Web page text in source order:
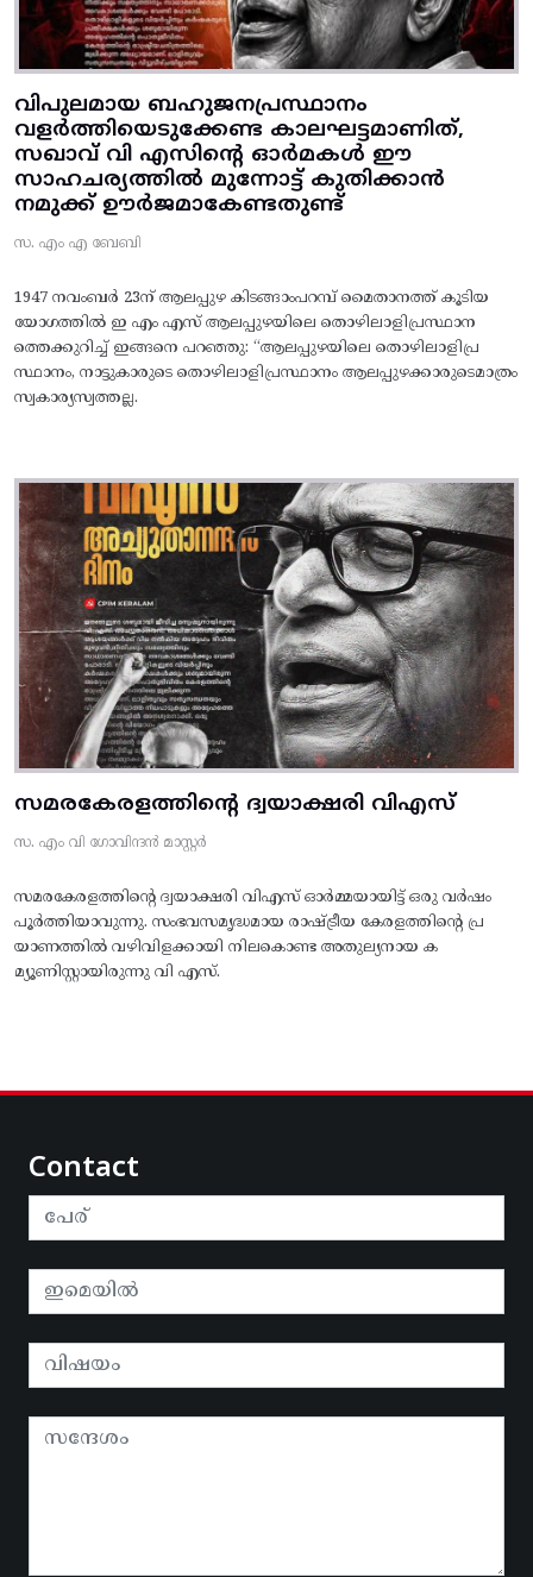
വിപുലമായ ബഹുജനപ്രസ്ഥാനം
വളർത്തിയെടുക്കേണ്ട കാലഘട്ടമാണിത്,
സഖാവ് വി എസിന്റെ ഓർമകൾ ഈ
സാഹചര്യത്തിൽ മുന്നോട്ട്‌ കുതിക്കാൻ
നമുക്ക് ഊർജമാകേണ്ടതുണ്ട്
സ. എം എ ബേബി
1947 നവംബർ 23ന് ആലപ്പുഴ കിടങ്ങാംപറമ്പ്‌ മൈതാനത്ത്‌ കൂടിയ
യോഗത്തിൽ ഇ എം എസ് ആലപ്പുഴയിലെ തൊഴിലാളിപ്രസ്ഥാന
ത്തെക്കുറിച്ച് ഇങ്ങനെ പറഞ്ഞു: “ആലപ്പുഴയിലെ തൊഴിലാളിപ്ര
സ്ഥാനം, നാട്ടുകാരുടെ തൊഴിലാളിപ്രസ്ഥാനം ആലപ്പുഴക്കാരുടെമാത്രം
സ്വകാര്യസ്വത്തല്ല.
സമരകേരളത്തിൻ്റെ ദ്വയാക്ഷരി വിഎസ്
സ. എം വി ഗോവിന്ദൻ മാസ്റ്റർ
സമരകേരളത്തിൻ്റെ ദ്വയാക്ഷരി വിഎസ് ഓർമ്മയായിട്ട് ഒരു വർഷം
പൂർത്തിയാവുന്നു. സംഭവസമൃദ്ധമായ രാഷ്ട്രീയ കേരളത്തിന്റെ പ്ര
യാണത്തിൽ വഴിവിളക്കായി നിലകൊണ്ട അതുല്യനായ ക
മ്യൂണിസ്റ്റായിരുന്നു വി എസ്.
Contact